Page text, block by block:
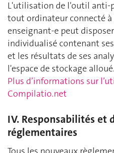
L'utilisation de l'outil anti-
tout ordinateur connecté
enseignant-e peut
individualisé contenant
et les résultats de ses
l'espace de stockage alloué.
Plus d’informations sur
Compilatio.net
IV. Responsabilités et
réglementaires